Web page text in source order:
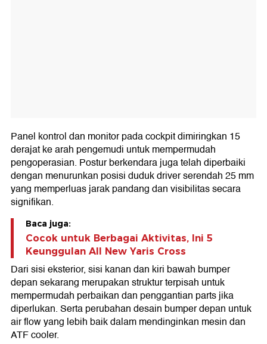
Panel kontrol dan monitor pada cockpit dimiringkan 15
derajat ke arah pengemudi untuk mempermudah
pengoperasian. Postur berkendara juga telah diperbaiki
dengan menurunkan posisi duduk driver serendah 25 mm
yang memperluas jarak pandang dan visibilitas secara
signifikan.
Baca juga:
Cocok untuk Berbagai Aktivitas, Ini 5
Keunggulan All New Yaris Cross
Dari sisi eksterior, sisi kanan dan kiri bawah bumper
depan sekarang merupakan struktur terpisah untuk
mempermudah perbaikan dan penggantian parts jika
diperlukan. Serta perubahan desain bumper depan untuk
air flow yang lebih baik dalam mendinginkan mesin dan
ATF cooler.